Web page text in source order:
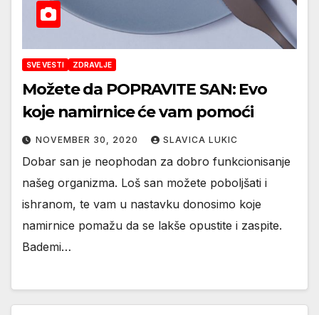
SVE VESTI ZDRAVLJE
Možete da POPRAVITE SAN: Evo
koje namirnice će vam pomoći
NOVEMBER 30, 2020 SLAVICA LUKIC
Dobar san je neophodan za dobro funkcionisanje
našeg organizma. Loš san možete poboljšati i
ishranom, te vam u nastavku donosimo koje
namirnice pomažu da se lakše opustite i zaspite.
Bademi…